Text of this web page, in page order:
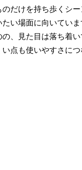
だけを持ち歩くシ
い場面に向いてい
、見た目は落ち着
点も使いやすさにつ